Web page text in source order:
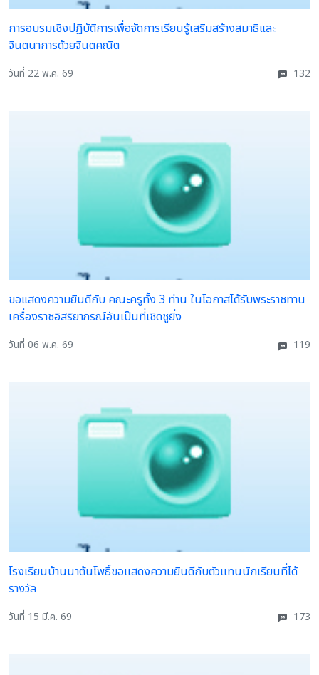
การอบรมเชิงปฏิบัติการเพื่อจัดการเรียนรู้เสริมสร้างสมาธิและ
จินตนาการด้วยจินตคณิต
วันที่ 22 พ.ค. 69 132
ขอแสดงความยินดีกับ คณะครูทั้ง 3 ท่าน ในโอกาสได้รับพระราชทาน
เครื่องราชอิสริยาภรณ์อันเป็นที่เชิดชูยิ่ง
วันที่ 06 พ.ค. 69 119
โรงเรียนบ้านนาต้นโพธิ์ขอเเสดงความยินดีกับตัวเเทนนักเรียนที่ได้
รางวัล
วันที่ 15 มี.ค. 69 173